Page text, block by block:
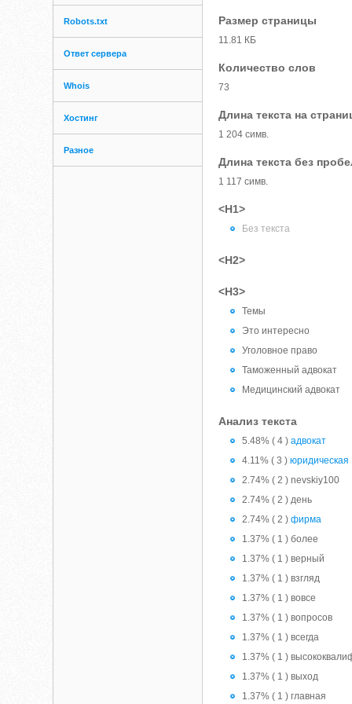
Robots.txt
Ответ сервера
Whois
Хостинг
Разное
Размер страницы
11.81 КБ
Количество слов
73
Длина текста на
1 204 симв.
Длина текста без
1 117 симв.
<H1>
Без текста
<H2>
<H3>
Темы
Это интересно
Уголовное право
Таможенный адвокат
Медицинский адвокат
Анализ текста
5.48% ( 4 )адвокат
4.11% ( 3 )юридическая
2.74% ( 2 ) nevskiy100
2.74% ( 2 ) день
2.74% ( 2 )фирма
1.37% ( 1 ) более
1.37% ( 1 ) верный
1.37% ( 1 ) взгляд
1.37% ( 1 ) вовсе
1.37% ( 1 ) вопросов
1.37% ( 1 ) всегда
1.37% ( 1 )
1.37% ( 1 ) выход
1.37% ( 1 ) главная